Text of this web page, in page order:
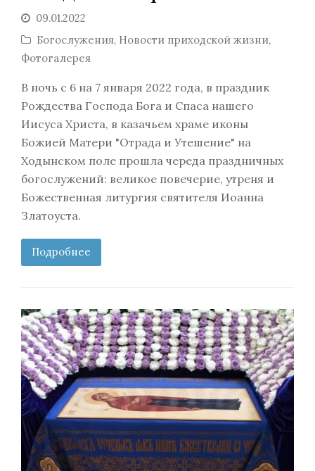
09.01.2022
Богослужения, Новости приходской жизни,
Фотогалерея
В ночь с 6 на 7 января 2022 года, в праздник
Рождества Господа Бога и Спаса нашего
Иисуса Христа, в казачьем храме иконы
Божией Матери "Отрада и Утешение" на
Ходынском поле прошла череда праздничных
богослужений: великое повечерие, утреня и
Божественная литургия святителя Иоанна
Златоуста.
Подробнее